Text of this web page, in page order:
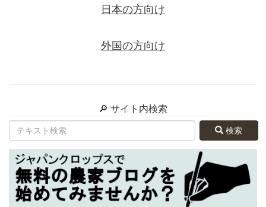
日本の方向け
外国の方向け
🔎 サイト内検索
検索